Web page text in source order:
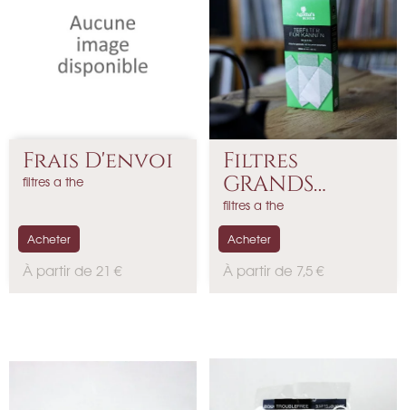
Frais D'envoi
filtres a the
P
À partir de 21 €
Acheter
Filtres
GRANDS
Papier X 100
filtres a the
P
À partir de 7,5 €
Acheter